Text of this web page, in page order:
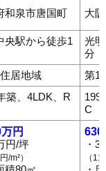
和泉市唐国町 大
央駅から徒歩1
光
分
居地域 第1
築、4LDK、R
C
円
円/坪
/m²）
630
・
（